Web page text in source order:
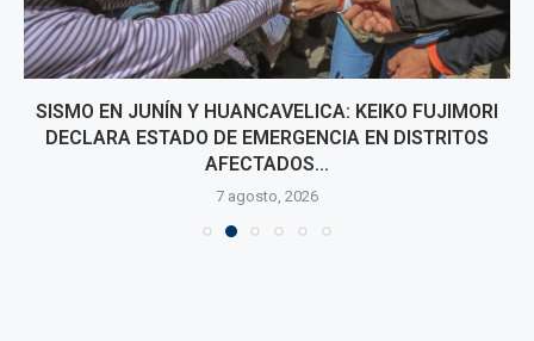
SISMO EN JUNÍN Y HUANCAVELICA: KEIKO FUJIMORI
DECLARA ESTADO DE EMERGENCIA EN DISTRITOS
AFECTADOS...
7 agosto, 2026